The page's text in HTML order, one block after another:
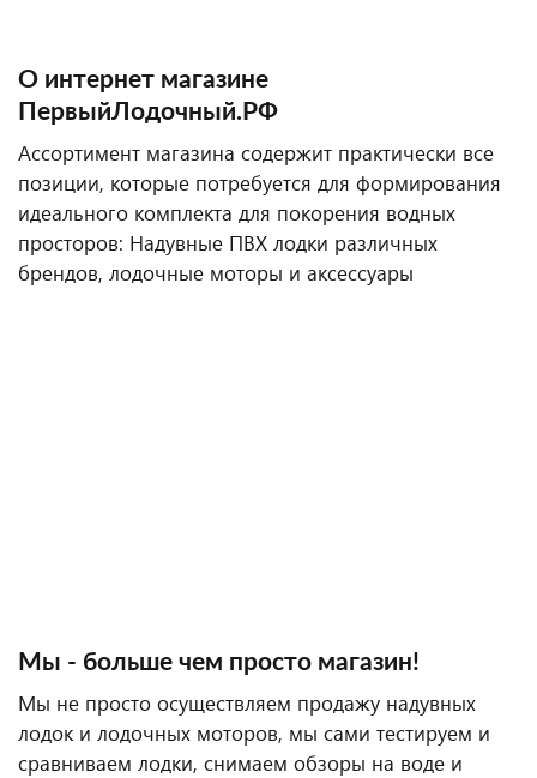
О интернет магазине
ПервыйЛодочный.РФ
Ассортимент магазина содержит практически все
позиции, которые потребуется для формирования
идеального комплекта для покорения водных
просторов: Надувные ПВХ лодки различных
брендов, лодочные моторы и аксессуары
Мы - больше чем просто магазин!
Мы не просто осуществляем продажу надувных
лодок и лодочных моторов, мы сами тестируем и
сравниваем лодки, снимаем обзоры на воде и